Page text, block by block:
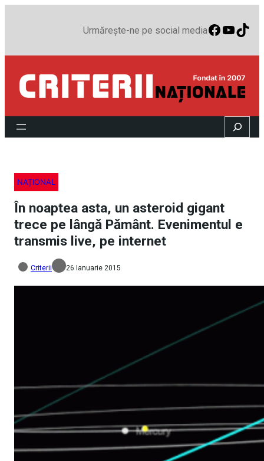
Urmărește-ne pe social media
Search
NAȚIONAL
În noaptea asta, un asteroid gigant
trece pe lângă Pământ. Evenimentul e
transmis live, pe internet
Criterii 26 Ianuarie 2015